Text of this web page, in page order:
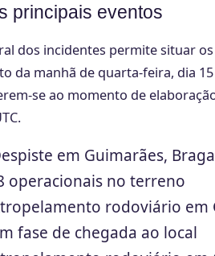
principais eventos
dos incidentes permite situar
da manhã de quarta-feira, dia
se ao momento de
em Guimarães,
operacionais no terreno
rodoviário em
fase de chegada ao local